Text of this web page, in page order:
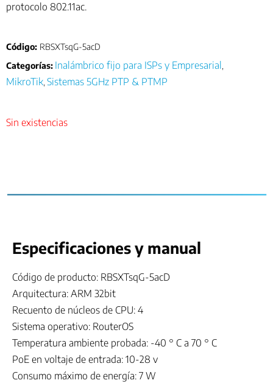
protocolo 802.11ac.
Código: RBSXTsqG-5acD
Categorías: Inalámbrico fijo para ISPs y Empresarial
MikroTik Sistemas 5GHz PTP & PTMP
Sin existencias
Especificaciones y manual
Código de producto: RBSXTsqG-5acD
Arquitectura: ARM 32bit
Recuento de núcleos de CPU: 4
Sistema operativo: RouterOS
Temperatura ambiente probada: -40 ° C a 70 ° C
PoE en voltaje de entrada: 10-28 v
Consumo máximo de energía: 7 W